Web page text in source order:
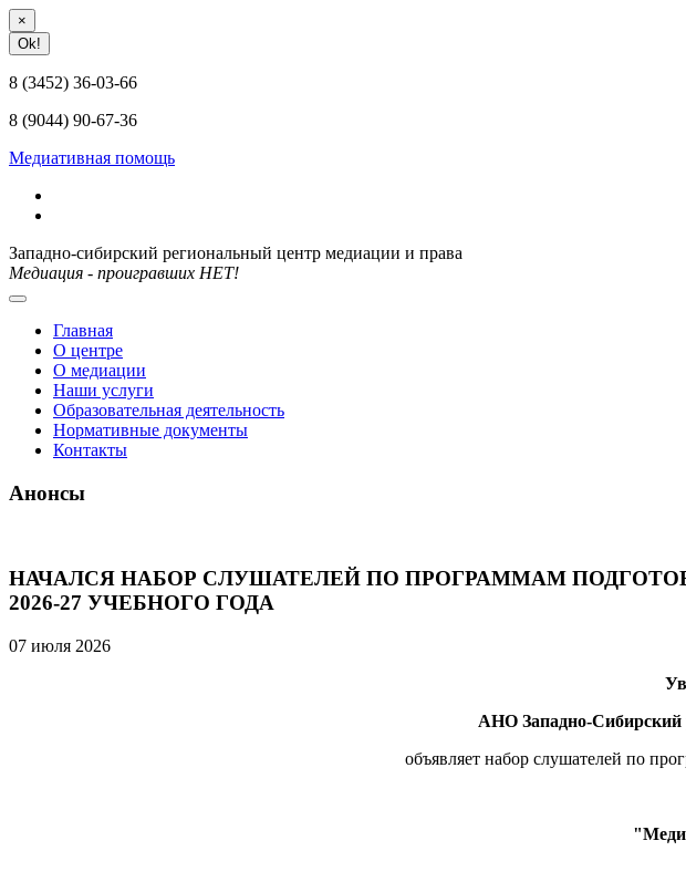
×
Ok!
8 (3452) 36-03-66
8 (9044) 90-67-36
Медиативная помощь
Западно-сибирский региональный центр медиации и права
Медиация - проигравших НЕТ!
Главная
О центре
О медиации
Наши услуги
Образовательная деятельность
Нормативные документы
Контакты
Анонсы
НАЧАЛСЯ НАБОР СЛУШАТЕЛЕЙ ПО ПРОГРАММАМ
2026-27 УЧЕБНОГО ГОДА
07 июля 2026
АНО Западно-Сибирский
объявляет набор слушателей по